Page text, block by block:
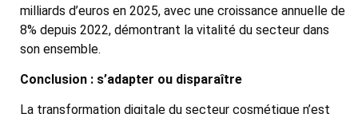
milliards d’euros en 2025, avec une croissance annuelle de
8% depuis 2022, démontrant la vitalité du secteur dans
son ensemble.
Conclusion : s’adapter ou disparaître
La transformation digitale du secteur cosmétique n’est